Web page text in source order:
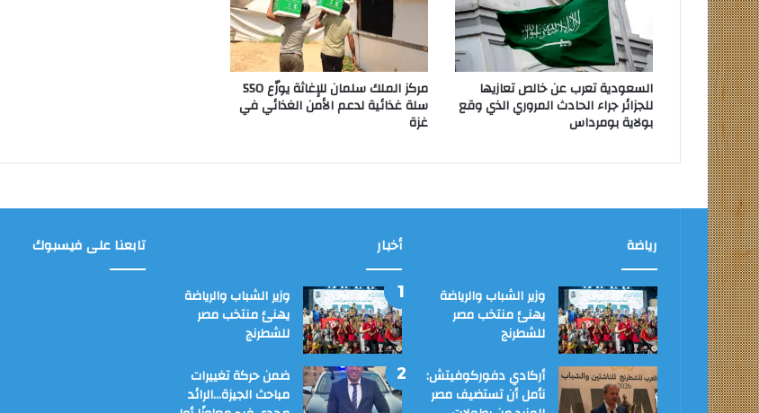
السعودية تعرب عن خالص تعازيها
للجزائر جراء الحادث المروري الذي وقع
بولاية بومرداس
مركز الملك سلمان للإغاثة يوزّع 550
سلة غذائية لدعم الأمن الغذائي في
غزة
رياضة
وزير الشباب والرياضة
يهنئ منتخب مصر
للشطرنج
أركادي دفوركوفيتش:
نأمل أن تستضيف مصر
أخبار
وزير الشباب والرياضة
يهنئ منتخب مصر
للشطرنج
ضمن حركة تغييرات
مباحث الجيزة…الرائد
تابعنا على فيسبوك